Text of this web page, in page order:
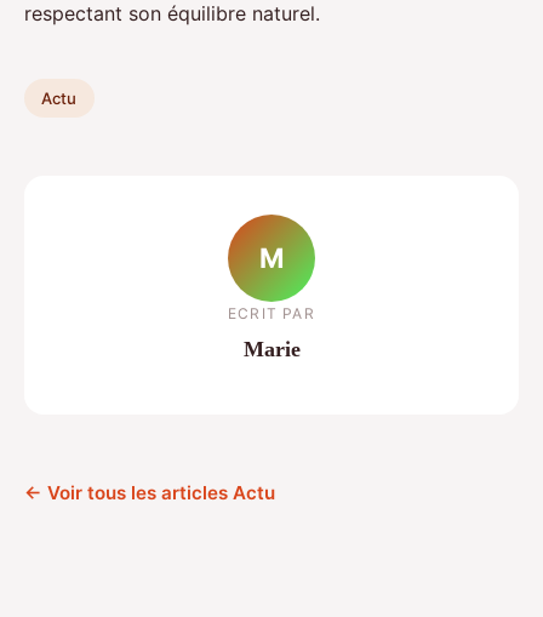
respectant son équilibre naturel.
Actu
M
ECRIT PAR
Marie
← Voir tous les articles Actu